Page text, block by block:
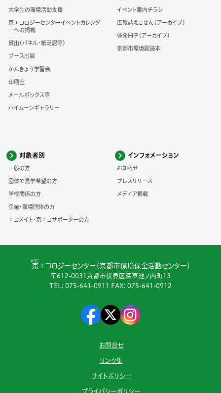
大学生の環境活動支援
京エコロジーセンターイベントカレンダ
ーへの掲載
貸出（パネル・紙芝居等）
ブース出展
かんきょう学習会
印刷室
メールボックス等
ハイムーンギャラリー
イベント案内チラシ
広報誌えこせん（アーカイブ）
啓発冊子（アーカイブ）
京都市環境副読本
対象者別
一般の方
団体で見学希望の方
学校関係の方
企業・環境団体の方
エコメイト・京エコサポーターの方
インフォメーション
お知らせ
プレスリリース
メディア掲載
京
みやこ
エコロジーセンター（京都市環境保全活動センター）
〒612-0031京都市伏見区深草池ノ内町13
TEL: 075-641-0911 FAX: 075-641-0912
お問合せ
リンク集
サイトポリシー
プライバシーポリシー